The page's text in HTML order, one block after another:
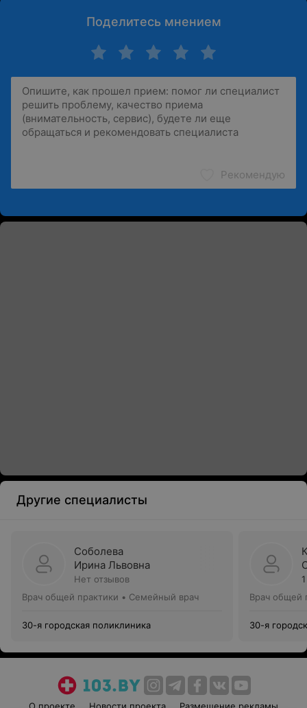
Поделитесь мнением
Рекомендую
Другие специалисты
Соболева
Ирина Львовна
Нет отзывов
Врач общей практики • Семейный врач
30-я городская поликлиника
Врач общей
30-я